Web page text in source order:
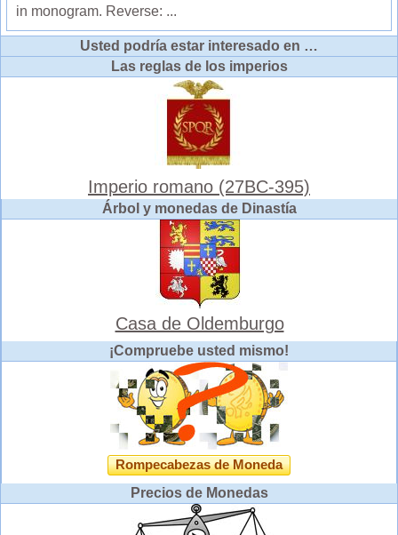
in monogram. Reverse: ...
Usted podría estar interesado en …
Las reglas de los imperios
Imperio romano (27BC-395)
Árbol y monedas de Dinastía
Casa de Oldemburgo
¡Compruebe usted mismo!
Rompecabezas de Moneda
Precios de Monedas